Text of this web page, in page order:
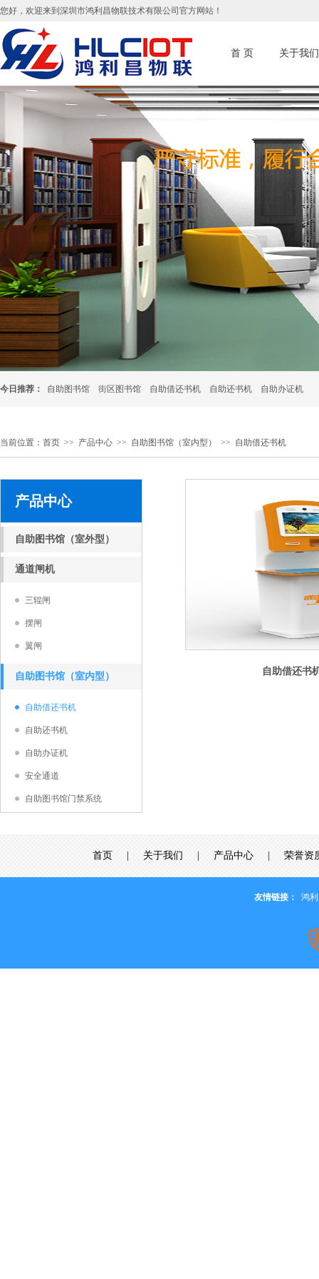
您好，欢迎来到深圳市鸿利昌物联技术有限公司官方网站！
首 页 关于我们
今日推荐： 自助图书馆 街区图书馆 自助借还书机 自助还书机 自助办证机
当前位置： 首页 >> 产品中心 >> 自助图书馆（室内型） >> 自助借还书机
产品中心
自助图书馆（室外型）
通道闸机
三辊闸
摆闸
翼闸
自助图书馆（室内型）
自助借还书机
自助还书机
自助办证机
安全通道
自助图书馆门禁系统
自助借还书
首页 关于我们 产品中心 荣誉资
友情链接： 鸿